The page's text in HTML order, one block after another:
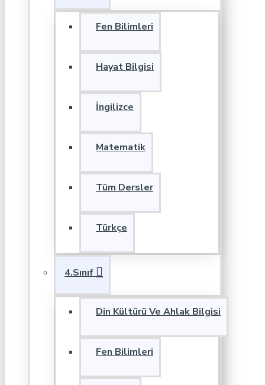
Fen Bilimleri
Hayat Bilgisi
İngilizce
Matematik
Tüm Dersler
Türkçe
4.Sınıf
Din Kültürü Ve Ahlak Bilgisi
Fen Bilimleri